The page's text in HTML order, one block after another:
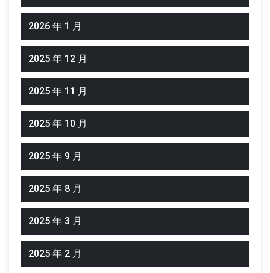
2026 年 1 月
2025 年 12 月
2025 年 11 月
2025 年 10 月
2025 年 9 月
2025 年 8 月
2025 年 3 月
2025 年 2 月